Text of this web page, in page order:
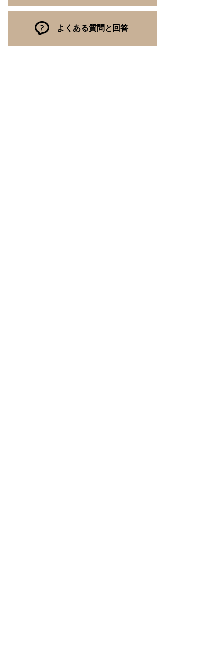
よくある質問と回答